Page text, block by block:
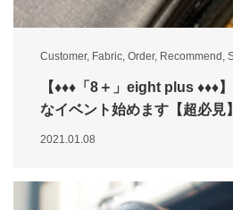
Customer, Fabric, Order, Recommend ,
【♦︎♦♦︎「8＋」eight plus ♦︎♦︎♦︎
なイベント始めます【超必見】
2021.01.08